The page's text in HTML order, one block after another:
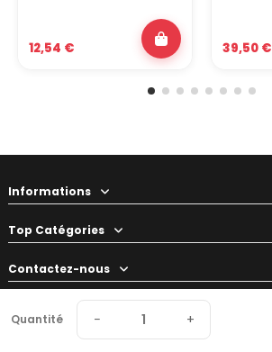
Quantité − +
12,54 € 39,50 €
Informations
Top Catégories
Contactez-nous
Votre préparateur